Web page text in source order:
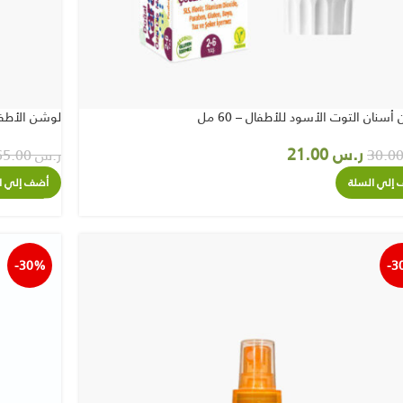
التوت الأسود للأطفال – 60 مل
ر.س
إلي السلة
لوشن
ر.س65.00
أضف إلي
-
-30%